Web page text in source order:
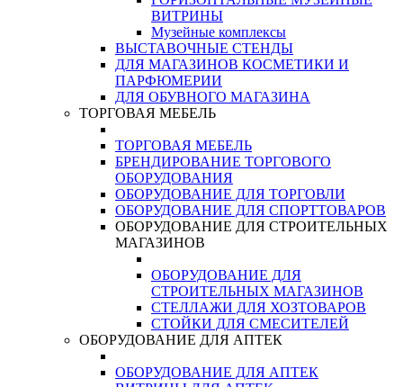
ВИТРИНЫ
Музейные комплексы
ВЫСТАВОЧНЫЕ СТЕНДЫ
ДЛЯ МАГАЗИНОВ КОСМЕТИКИ И
ПАРФЮМЕРИИ
ДЛЯ ОБУВНОГО МАГАЗИНА
ТОРГОВАЯ МЕБЕЛЬ
ТОРГОВАЯ МЕБЕЛЬ
БРЕНДИРОВАНИЕ ТОРГОВОГО
ОБОРУДОВАНИЯ
ОБОРУДОВАНИЕ ДЛЯ ТОРГОВЛИ
ОБОРУДОВАНИЕ ДЛЯ СПОРТТОВАРОВ
ОБОРУДОВАНИЕ ДЛЯ СТРОИТЕЛЬНЫХ
МАГАЗИНОВ
ОБОРУДОВАНИЕ ДЛЯ
СТРОИТЕЛЬНЫХ МАГАЗИНОВ
СТЕЛЛАЖИ ДЛЯ ХОЗТОВАРОВ
СТОЙКИ ДЛЯ СМЕСИТЕЛЕЙ
ОБОРУДОВАНИЕ ДЛЯ АПТЕК
ОБОРУДОВАНИЕ ДЛЯ АПТЕК